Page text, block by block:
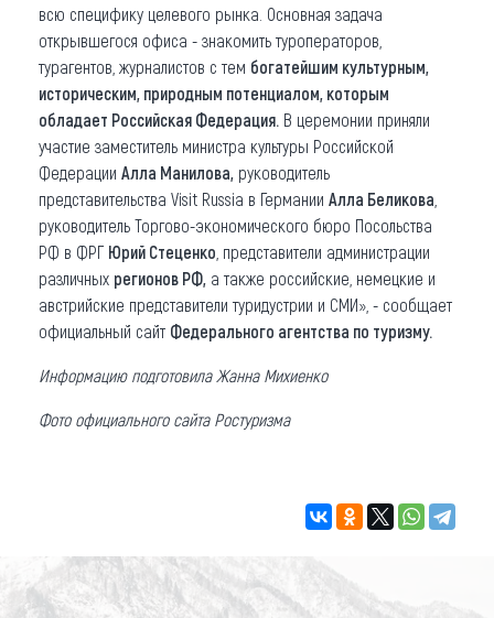
всю специфику целевого рынка. Основная задача
открывшегося офиса - знакомить туроператоров,
турагентов, журналистов с тем богатейшим культурным,
историческим, природным потенциалом, которым
обладает Российская Федерация. В церемонии приняли
участие заместитель министра культуры Российской
Федерации Алла Манилова, руководитель
представительства Visit Russia в Германии Алла Беликова
руководитель Торгово-экономического бюро Посольства
РФ в ФРГ Юрий Стеценко , представители администрации
различных регионов РФ, а также российские, немецкие и
австрийские представители туридустрии и СМИ», - сообщает
официальный сайт Федерального агентства по туризму.
Информацию подготовила Жанна Михиенко
Фото официального сайта Ростуризма